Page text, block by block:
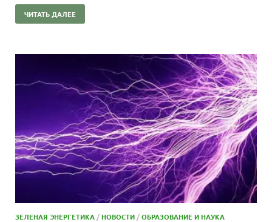
ЧИТАТЬ ДАЛЕЕ
ЗЕЛЕНАЯ ЭНЕРГЕТИКА /НОВОСТИ /ОБРАЗОВАНИЕ И НАУКА